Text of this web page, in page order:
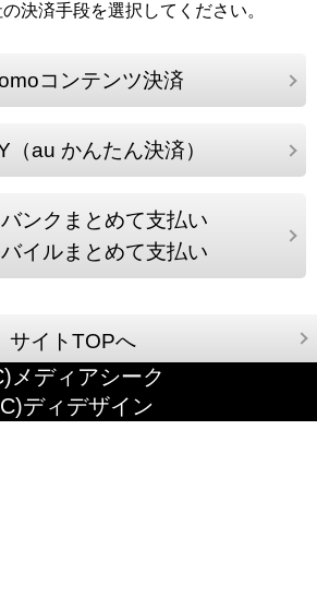
決済手段を選択してください。
コンテンツ決済
（au かんたん決済）
ンクまとめて支払い
イルまとめて支払い
サイトTOPへ
メディアシーク
ディデザイン